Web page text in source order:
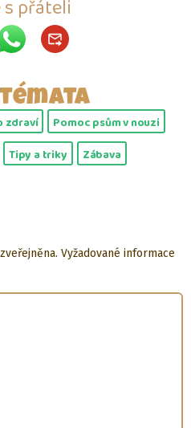
přáteli
zdraví
Pomoc psům v nouzi
Tipy a triky Zábava
Vyžadované informace